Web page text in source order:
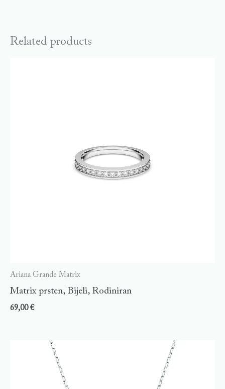
Related products
Ariana Grande Matrix
Matrix prsten, Bijeli, Rodiniran
69,00€